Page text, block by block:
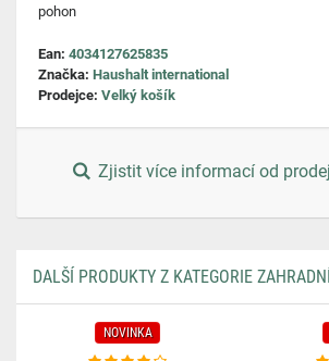
pohon
Ean: 4034127625835
Značka: Haushalt international
Prodejce: Velký košík
Zjistit více informací od
DALŠÍ PRODUKTY Z KATEGORIE
NOVINKA